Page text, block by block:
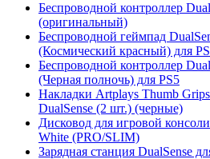
Беспроводной контроллер
(оригинальный)
Беспроводной геймпад
(Космический красный) для
Беспроводной контроллер
(Черная полночь) для PS5
Накладки Artplays Thumb
DualSense (2 шт.) (черные)
Дисковод для игровой
White (PRO/SLIM)
Зарядная станция DualSense